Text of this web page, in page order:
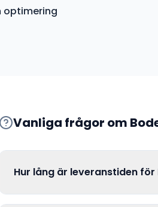
optimering
Vanliga frågor om
Hur lång är leveranstiden